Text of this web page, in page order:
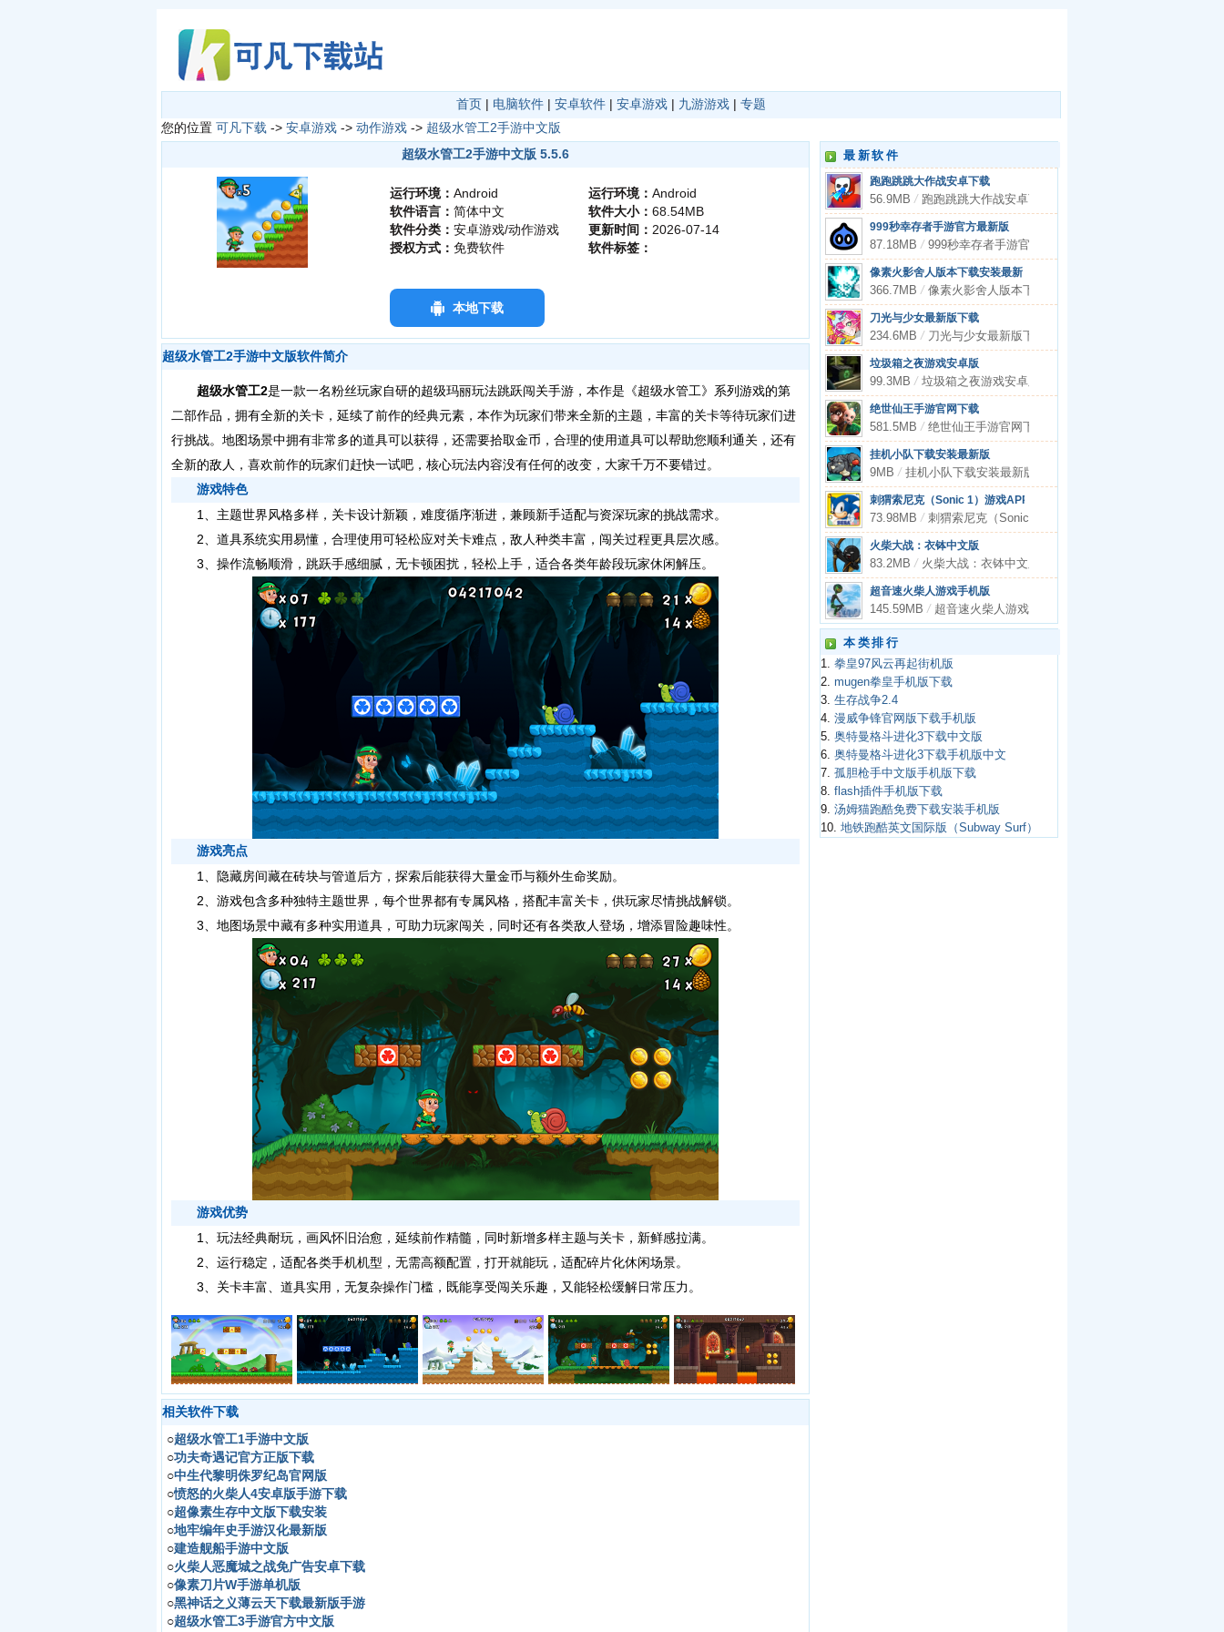
首页 | 电脑软件 | 安卓软件 | 安卓游戏 | 九游游戏 | 专题
您的位置 可凡下载 -> 安卓游戏 -> 动作游戏 -> 超级水管工2手游中文版
超级水管工2手游中文版 5.5.6
运行环境： Android
软件语言： 简体中文
软件分类： 安卓游戏/动作游戏
授权方式： 免费软件
运行环境： Android
软件大小： 68.54MB
更新时间： 2026-07-14
软件标签：
本地下载
超级水管工2手游中文版软件简介
超级水管工2是一款一名粉丝玩家自研的超级玛丽玩法跳跃闯关手游，本作是《超级水管工》系列游戏的第
二部作品，拥有全新的关卡，延续了前作的经典元素，本作为玩家们带来全新的主题，丰富的关卡等待玩家们进
行挑战。地图场景中拥有非常多的道具可以获得，还需要拾取金币，合理的使用道具可以帮助您顺利通关，还有
全新的敌人，喜欢前作的玩家们赶快一试吧，核心玩法内容没有任何的改变，大家千万不要错过。
游戏特色
1、主题世界风格多样，关卡设计新颖，难度循序渐进，兼顾新手适配与资深玩家的挑战需求。
2、道具系统实用易懂，合理使用可轻松应对关卡难点，敌人种类丰富，闯关过程更具层次感。
3、操作流畅顺滑，跳跃手感细腻，无卡顿困扰，轻松上手，适合各类年龄段玩家休闲解压。
游戏亮点
1、隐藏房间藏在砖块与管道后方，探索后能获得大量金币与额外生命奖励。
2、游戏包含多种独特主题世界，每个世界都有专属风格，搭配丰富关卡，供玩家尽情挑战解锁。
3、地图场景中藏有多种实用道具，可助力玩家闯关，同时还有各类敌人登场，增添冒险趣味性。
游戏优势
1、玩法经典耐玩，画风怀旧治愈，延续前作精髓，同时新增多样主题与关卡，新鲜感拉满。
2、运行稳定，适配各类手机机型，无需高额配置，打开就能玩，适配碎片化休闲场景。
3、关卡丰富、道具实用，无复杂操作门槛，既能享受闯关乐趣，又能轻松缓解日常压力。
相关软件下载
○超级水管工1手游中文版
○功夫奇遇记官方正版下载
○中生代黎明侏罗纪岛官网版
○愤怒的火柴人4安卓版手游下载
○超像素生存中文版下载安装
○地牢编年史手游汉化最新版
○建造舰船手游中文版
○火柴人恶魔城之战免广告安卓下载
○像素刀片W手游单机版
○黑神话之义薄云天下载最新版手游
○超级水管工3手游官方中文版
最新软件
跑跑跳跳大作战安卓下载
56.9MB/ 跑跑跳跳大作战安卓下载
999秒幸存者手游官方最新版
87.18MB/ 999秒幸存者手游官方最新版
像素火影舍人版本下载安装最新
366.7MB/ 像素火影舍人版本下载安装最新
刀光与少女最新版下载
234.6MB/ 刀光与少女最新版下载
垃圾箱之夜游戏安卓版
99.3MB/ 垃圾箱之夜游戏安卓版
绝世仙王手游官网下载
581.5MB/ 绝世仙王手游官网下载
挂机小队下载安装最新版
9MB/ 挂机小队下载安装最新版
刺猬索尼克（Sonic 1）游戏APP下载
73.98MB/ 刺猬索尼克（Sonic 1）游戏APP下载
火柴大战：衣钵中文版
83.2MB/ 火柴大战：衣钵中文版
超音速火柴人游戏手机版
145.59MB/ 超音速火柴人游戏手机版
本类排行
1. 拳皇97风云再起街机版
2. mugen拳皇手机版下载
3. 生存战争2.4
4. 漫威争锋官网版下载手机版
5. 奥特曼格斗进化3下载中文版
6. 奥特曼格斗进化3下载手机版中文
7. 孤胆枪手中文版手机版下载
8. flash插件手机版下载
9. 汤姆猫跑酷免费下载安装手机版
10. 地铁跑酷英文国际版（Subway Surf）